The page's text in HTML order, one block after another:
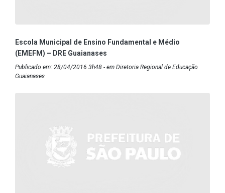
Escola Municipal de Ensino Fundamental e Médio
(EMEFM) – DRE Guaianases
Publicado em: 28/04/2016 3h48 - em Diretoria Regional de Educação
Guaianases